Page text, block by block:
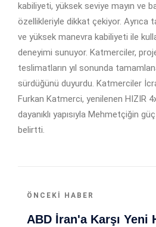
kabiliyeti, yüksek seviye mayın ve
özellikleriyle dikkat çekiyor. Ayrıca
ve yüksek manevra kabiliyeti ile
deneyimi sunuyor. Katmerciler,
teslimatların yıl sonunda
sürdüğünü duyurdu. Katmerciler
Furkan Katmerci, yenilenen HIZIR
dayanıklı yapısıyla Mehmetçiğin
belirtti.
ÖNCEKI HABER